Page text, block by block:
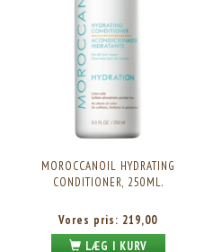
MOROCCANOIL HYDRATING
CONDITIONER, 250ML.
Vores pris: 219,00
LÆG I KURV